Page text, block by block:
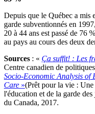
Depuis que le Québec a mis
garde subventionnés en
20 à 44 ans est passé de 76
au pays au cours des deux
Sources : « Ça suffit! : Les
Centre canadien de
Socio-Economic Analysis
Care »(Prêt pour la vie :
l'éducation et de la garde
du Canada, 2017.